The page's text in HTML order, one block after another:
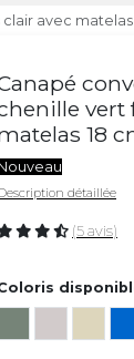
avec matelas
vert
18
détaillée
(5 avis)